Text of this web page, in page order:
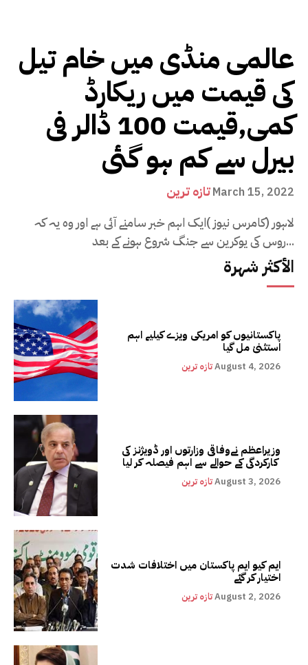
عالمی منڈی میں خام تیل
کی قیمت میں ریکارڈ
کمی,قیمت 100 ڈالر فی
بیرل سے کم ہو گئی
تازہ ترینMarch 15, 2022
لاہور (کامرس نیوز )ایک اہم خبر سامنے آئی ہے اور وہ یہ کہ
روس کی یوکرین سے جنگ شروع ہونے کے بعد...
الأكثر شهرة
پاکستانیوں کو امریکی ویزے کیلیے اہم
استثنیٰ مل گیا
تازہ ترینAugust 4, 2026
وزیراعظم نےوفاقی وزارتوں اور ڈویژنز کی
کارکردگی کے حوالے سے اہم فیصلہ کر لیا
تازہ ترینAugust 3, 2026
ایم کیو ایم پاکستان میں اختلافات شدت
اختیار کر گئے
تازہ ترینAugust 2, 2026